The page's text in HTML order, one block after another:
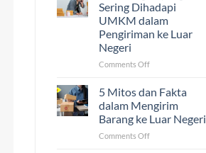
dan
Sertifikat
ke
Negeri
Sering Dihadapi
UMKM dalam
Pengiriman ke Luar
Negeri
Comments Offon
Tantangan
yang
Sering
Dihadapi
UMKM
5 Mitos dan Fakta
dalam Mengirim
Barang ke Luar Negeri
Comments Offon